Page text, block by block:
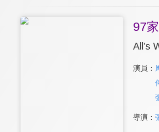
97
All's
演員：
導演：